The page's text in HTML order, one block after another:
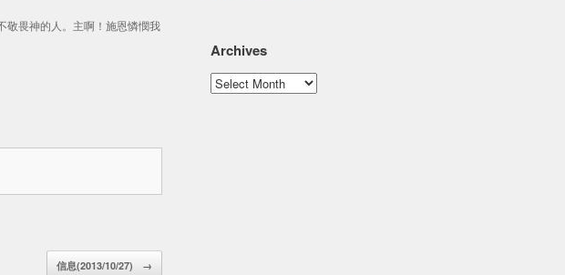
畏神的人。主啊！施恩憐憫我
信息(2013/10/27) →
Archives
Archives